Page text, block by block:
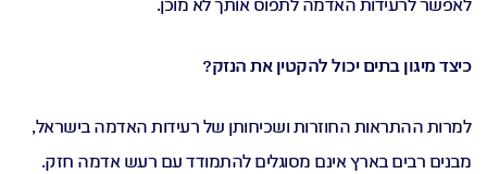
לאפשר לרעידות האדמה לתפוס אותך לא מוכן.
כיצד מיגון בתים יכול להקטין את הנזק?
למרות ההתראות החוזרות ושכיחותן של רעידות האדמה בישראל,
מבנים רבים בארץ אינם מסוגלים להתמודד עם רעש אדמה חזק.